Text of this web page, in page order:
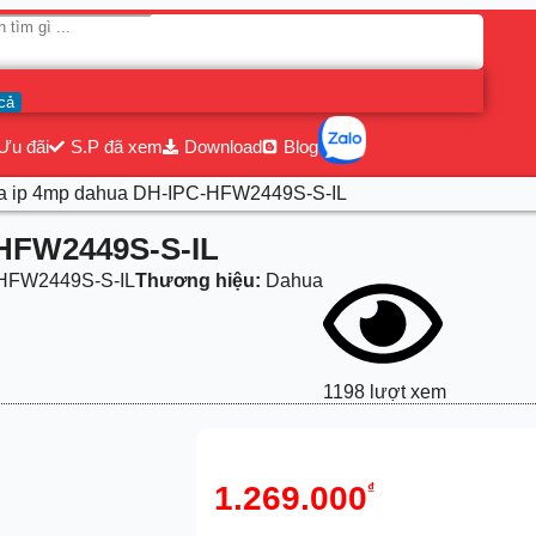
đãi S.P đã xem Download Blog
ip 4mp dahua DH-IPC-HFW2449S-S-IL
S-IL
S-ILThương hiệu: Dahua
1198 lượt xem
1.269.000₫